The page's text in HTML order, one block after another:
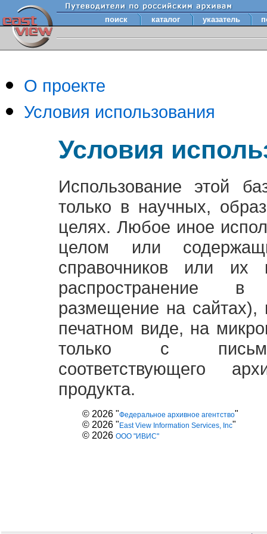
поиск каталог указатель
О проекте
Условия использования
Условия
Использование этой
только в научных,
целях. Любое иное
целом или
справочников или их
распространение
размещение на
печатном виде, на
только с
соответствующего
продукта.
© 2026 "Федеральное архивное агентство"
© 2026 " East View Information Services, Inc"
© 2026 ООО "ИВИС"